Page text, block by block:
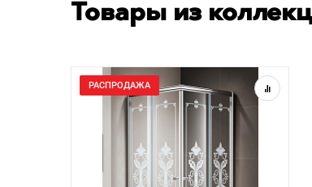
Товары из
РАСПРОДАЖА